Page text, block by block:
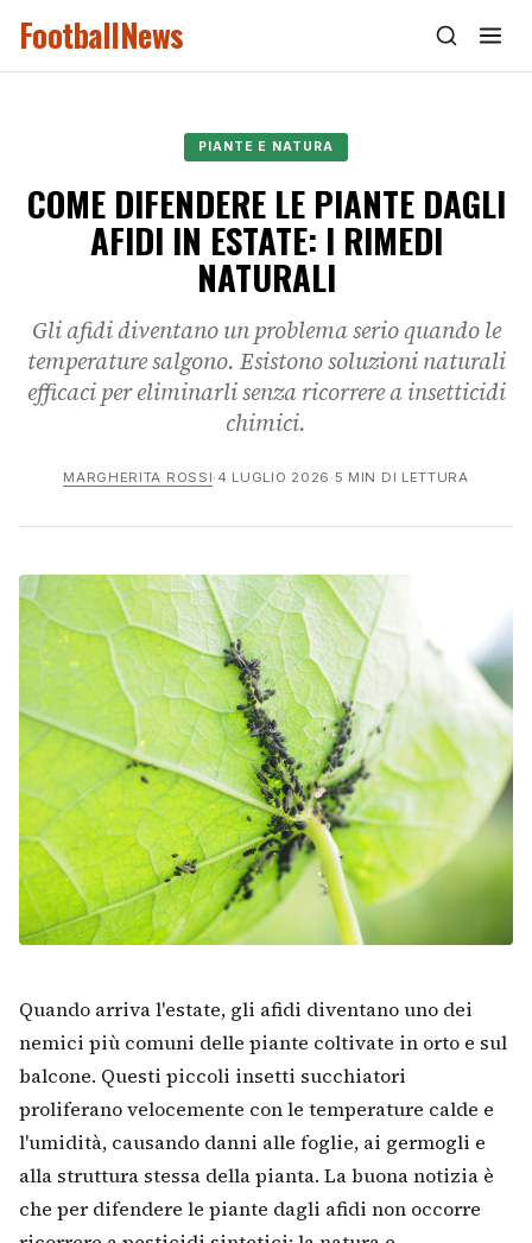
FootballNews
PIANTE E NATURA
COME DIFENDERE LE PIANTE DAGLI
AFIDI IN ESTATE: I RIMEDI
NATURALI
Gli afidi diventano un problema serio quando le
temperature salgono. Esistono soluzioni naturali
efficaci per eliminarli senza ricorrere a insetticidi
chimici.
MARGHERITA ROSSI· 4 LUGLIO 2026 ·5 MIN DI LETTURA
Quando arriva l'estate, gli afidi diventano uno dei
nemici più comuni delle piante coltivate in orto e sul
balcone. Questi piccoli insetti succhiatori
proliferano velocemente con le temperature calde e
l'umidità, causando danni alle foglie, ai germogli e
alla struttura stessa della pianta. La buona notizia è
che per difendere le piante dagli afidi non occorre